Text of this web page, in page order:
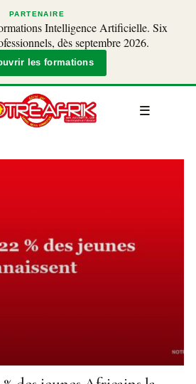
PARTENAIRE
Intelligence Artificielle. Six
dès septembre 2026.
les formations